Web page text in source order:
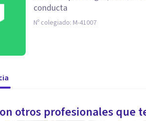
conducta
Nº colegiado: M-41007
otros profesionales que